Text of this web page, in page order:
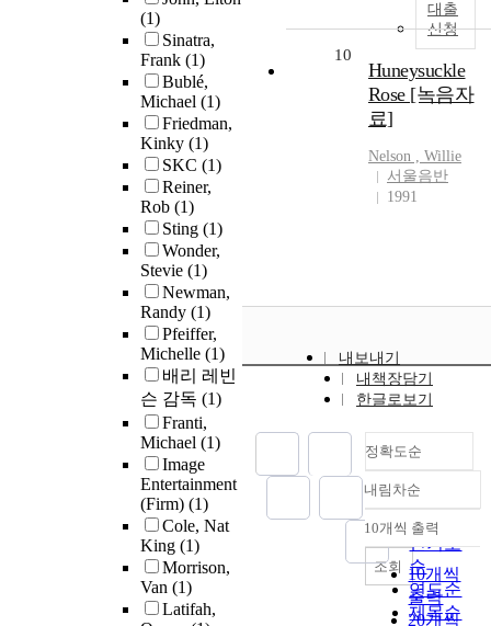
(1)
Sinatra,
Frank (1)
Bublé,
Michael (1)
Friedman,
Kinky (1)
SKC (1)
Reiner,
Rob (1)
Sting (1)
Wonder,
Stevie (1)
Newman,
Randy (1)
Pfeiffer,
Michelle (1)
배리 레빈
슨 감독 (1)
Franti,
Michael (1)
Image
Entertainment
(Firm) (1)
Cole, Nat
King (1)
Morrison,
Van (1)
Latifah,
대출
신청
10
Huneysuckle
Rose [녹음자
료]
Nelson , Willie
서울음반
1991
내보내기
내책장담기
한글로보기
정확도순
정확도
순
인기도
순
연도순
제목순
내림차순
내림차순
10개씩 출력
10개씩
출력
20개씩
조회